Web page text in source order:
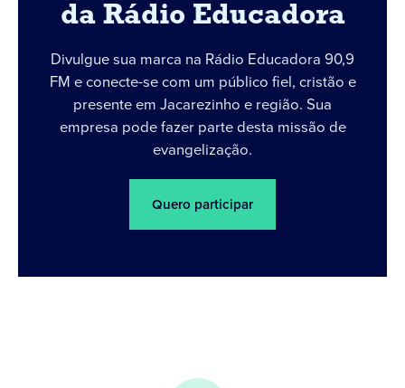
da Rádio Educadora
Divulgue sua marca na Rádio Educadora 90,9
FM e conecte-se com um público fiel, cristão e
presente em Jacarezinho e região. Sua
empresa pode fazer parte desta missão de
evangelização.
Quero participar